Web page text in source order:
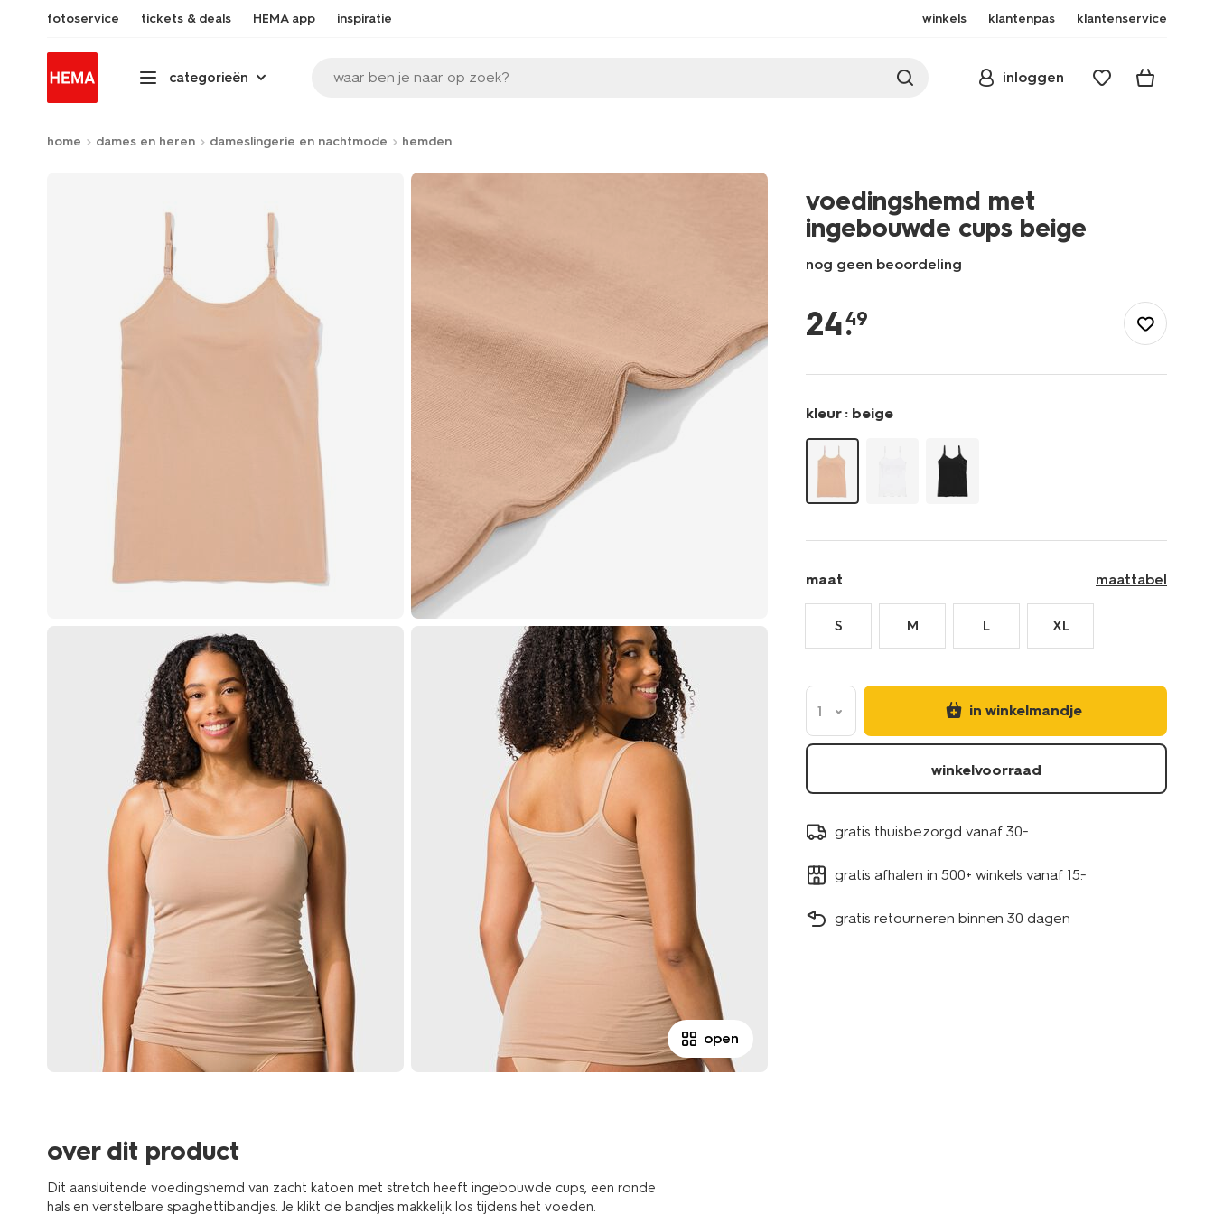
fotoservice tickets & deals HEMA app inspiratie winkels klantenpas klantenservice
categorieën waar ben je naar op zoek? inloggen
home dames en heren dameslingerie en nachtmode hemden
open
over dit product
Dit aansluitende voedingshemd van zacht katoen met stretch heeft ingebouwde cups, een ronde
hals en verstelbare spaghettibandjes. Je klikt de bandjes makkelijk los tijdens het voeden.
voedingshemd met
ingebouwde cups beige
nog geen beoordeling
ingebouwde-
24.
49
kleur : beige
maat maattabel
S M L XL
1 in winkelmandje
winkelvoorraad
gratis thuisbezorgd vanaf 30.-
gratis afhalen in 500+ winkels vanaf 15.-
gratis retourneren binnen 30 dagen